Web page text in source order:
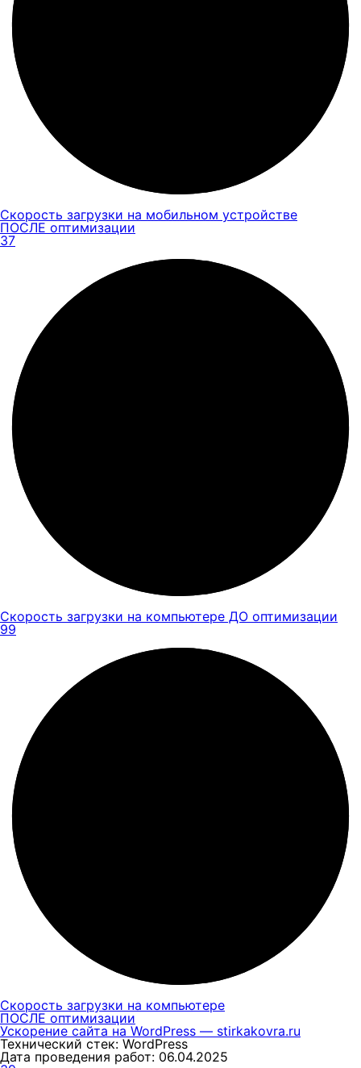
Скорость загрузки на мобильном устройстве
ПОСЛЕ оптимизации
37
Скорость загрузки на компьютере ДО оптимизации
99
Скорость загрузки на компьютере
ПОСЛЕ оптимизации
Ускорение сайта на WordPress — stirkakovra.ru
Технический стек: WordPress
Дата проведения работ: 06.04.2025